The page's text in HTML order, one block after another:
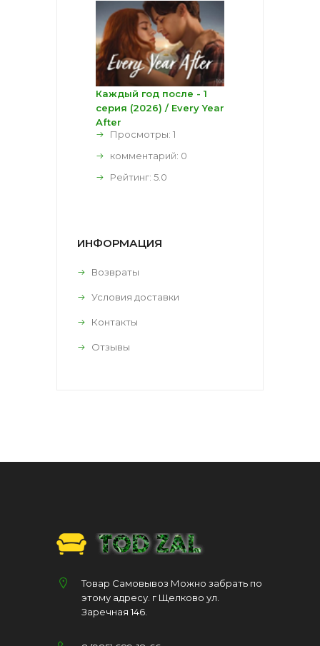
Каждый год после - 1
серия (2026) / Every Year
After
Просмотры: 1
комментарий: 0
Рейтинг: 5.0
ИНФОРМАЦИЯ
Возвраты
Условия доставки
Контакты
Отзывы
Товар Самовывоз Можно забрать по
этому адресу. г Щелково ул.
Заречная 146.